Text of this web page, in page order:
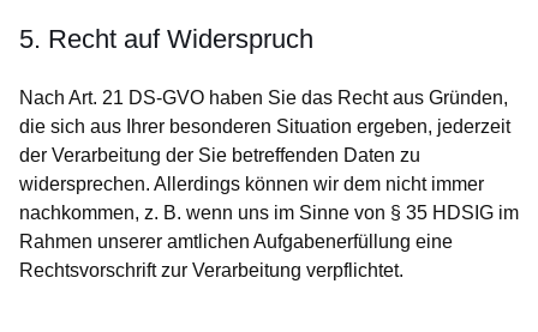
5. Recht auf Widerspruch
Nach Art. 21 DS-GVO haben Sie das Recht aus Gründen,
die sich aus Ihrer besonderen Situation ergeben, jederzeit
der Verarbeitung der Sie betreffenden Daten zu
widersprechen. Allerdings können wir dem nicht immer
nachkommen, z. B. wenn uns im Sinne von § 35 HDSIG im
Rahmen unserer amtlichen Aufgabenerfüllung eine
Rechtsvorschrift zur Verarbeitung verpflichtet.